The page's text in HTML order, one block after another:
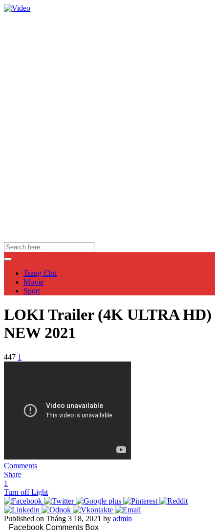
Trang Chủ
Movie
Sport
LOKI Trailer (4K ULTRA HD)
NEW 2021
447 1
Comments
Share
1
Turn off Light
Published on Tháng 3 18, 2021 by admin
Facebook Comments Box